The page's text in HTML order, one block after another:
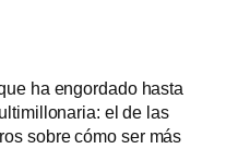
ha engordado hasta
el de las
sobre cómo ser más